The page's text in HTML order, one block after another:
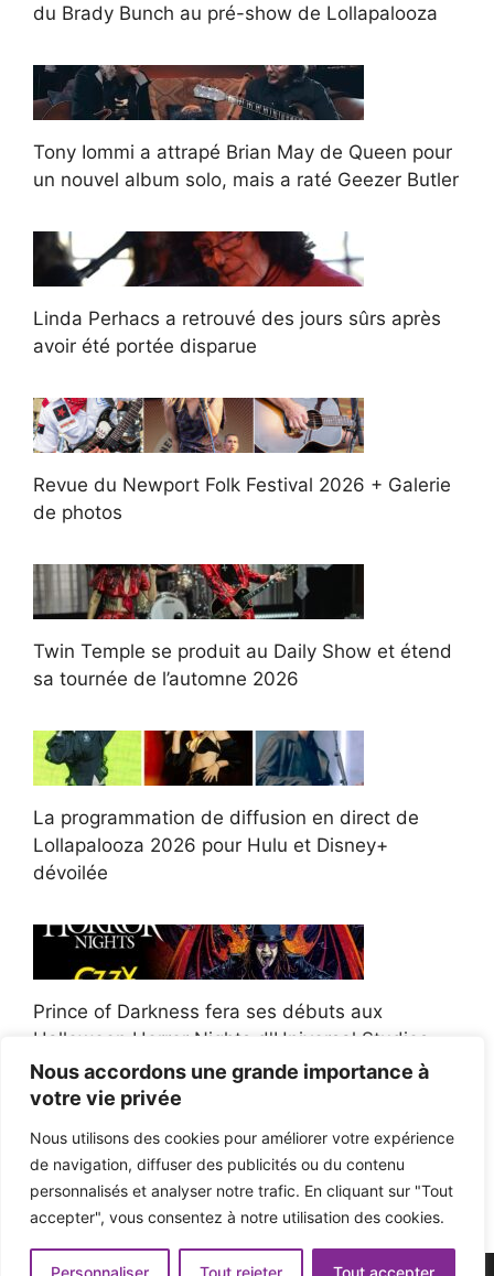
Nous accordons une grande importance à
votre vie privée
Nous utilisons des cookies pour améliorer votre expérience
de navigation, diffuser des publicités ou du contenu
personnalisés et analyser notre trafic. En cliquant sur "Tout
accepter", vous consentez à notre utilisation des cookies.
Personnaliser Tout rejeter Tout accepter
du Brady Bunch au pré-show de Lollapalooza
Tony Iommi a attrapé Brian May de Queen pour
un nouvel album solo, mais a raté Geezer Butler
Linda Perhacs a retrouvé des jours sûrs après
avoir été portée disparue
Revue du Newport Folk Festival 2026 + Galerie
de photos
Twin Temple se produit au Daily Show et étend
sa tournée de l’automne 2026
La programmation de diffusion en direct de
Lollapalooza 2026 pour Hulu et Disney+
dévoilée
Prince of Darkness fera ses débuts aux
Halloween Horror Nights d'Universal Studios
Afroman poursuit un policier de l'Ohio après la
victoire du jury en diffamation